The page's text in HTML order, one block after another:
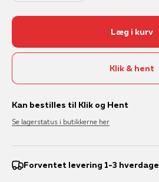
Læg i kurv
Klik & hent
Kan bestilles til Klik og Hent
Se lagerstatus i butikkerne her
Forventet levering 1-3 hverdage